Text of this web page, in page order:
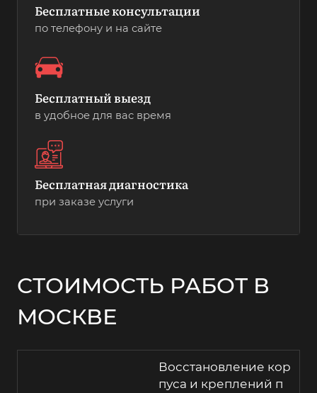
Бесплатные консультации
по телефону и на сайте
Бесплатный выезд
в удобное для вас время
Бесплатная диагностика
при заказе услуги
СТОИМОСТЬ РАБОТ В
МОСКВЕ
Восстановление кор
пуса и креплений п